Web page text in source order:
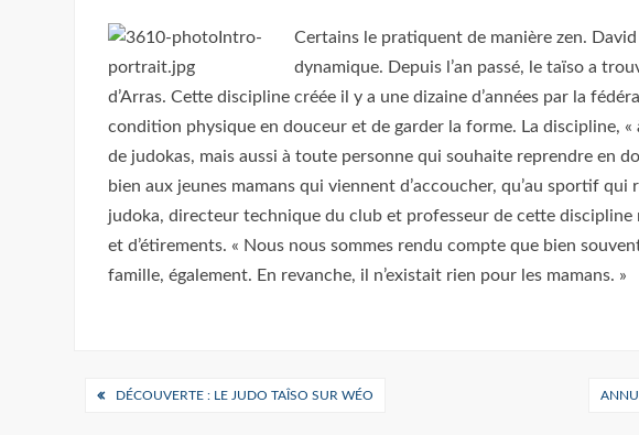
Certains le pratiquent de manière zen.
dynamique. Depuis l’an passé, le taïso a
d’Arras. Cette discipline créée il y a une dizaine d’années par la
condition physique en douceur et de garder la forme. La discipline, «
de judokas, mais aussi à toute personne qui souhaite reprendre en
bien aux jeunes mamans qui viennent d’accoucher, qu’au sportif
judoka, directeur technique du club et professeur de cette discipline
et d’étirements. « Nous nous sommes rendu compte que bien
famille, également. En revanche, il n’existait rien pour les mamans. »
Navigation
DÉCOUVERTE : LE JUDO TAÎSO SUR WÉO